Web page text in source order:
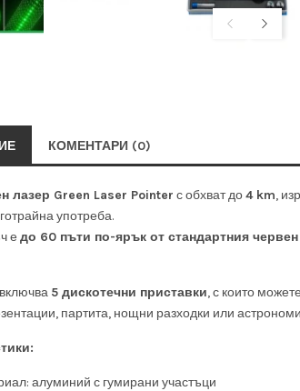
КОМЕНТАРИ (0)
лазер Green Laser Pointer с обхват до4 km,
употреба.
е до 60 пъти по-ярък от стандартния червен
5 дискотечни приставки, с които
партита, нощни разходки или
алуминий с гумирани участъци